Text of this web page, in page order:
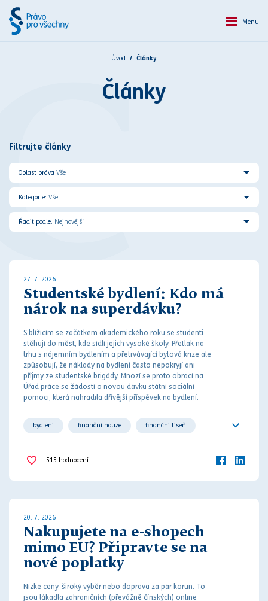
Menu
Úvod Články
Články
Filtrujte články
Oblast práva Vše
Kategorie: Vše
Řadit podle: Nejnovější
27. 7. 2026
Studentské bydlení: Kdo má
nárok na superdávku?
S blížícím se začátkem akademického roku se studenti
stěhují do měst, kde sídlí jejich vysoké školy. Přetlak na
trhu s nájemním bydlením a přetrvávající bytová krize ale
způsobují, že náklady na bydlení často nepokryjí ani
příjmy ze studentské brigády. Mnozí se proto obrací na
Úřad práce se žádostí o novou dávku státní sociální
pomoci, která nahradila dřívější příspěvek na bydlení.
bydlení finanční nouze finanční tíseň
sociální dávka sociální zabezpečení
společné bydlení
515 hodnocení
20. 7. 2026
Nakupujete na e-shopech
mimo EU? Připravte se na
nové poplatky
Nízké ceny, široký výběr nebo doprava za pár korun. To
jsou lákadla zahraničních (převážně čínských) online